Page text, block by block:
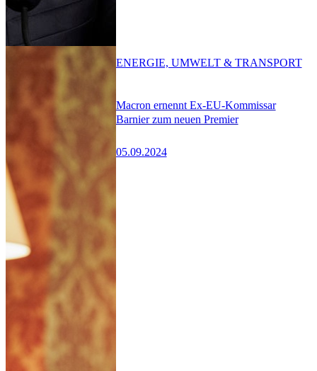
Macron ernennt Ex-EU-Kommissar
Barnier zum neuen Premier
05.09.2024
ENERGIE, UMWELT & TRANSPORT